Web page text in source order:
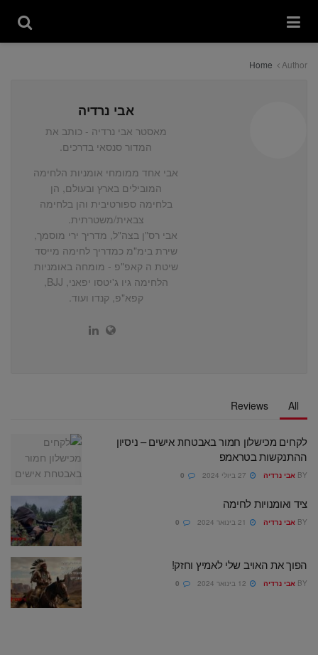
Home Author
אבי נרדיה
מאסטר אבי נרדיה - כותב את
המדור סנסאי בדרכים.
אבי אחד ממומחי אומניות הלחימה
המובילים בארץ ובעולם, הן
בלחימה ספורטיבית והן בלחימה
צבאית/משטרתית.
אבי רס"ן בצה"ל, מדריך ירי מוסמך,
שירת בימ"מ כמדריך לחימה מייסד
שיטת ה קאפ"פ - מומחה באומניות
הלחימה גיו ג'יטסו יפאני, BJJ,
קפא"פ, קנדו ועוד.
All
Reviews
לקחים מכישלון חמור באבטחת אישים – ניסיון
ההתנקשות בטראמפ
BY אבי נרדיה
ציד ואומנויות לחימה
BY אבי נרדיה
הפוך את האויב שלי לאמיץ וחזק!
BY אבי נרדיה